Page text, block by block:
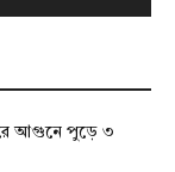
আগুনে পুড়ে ৩